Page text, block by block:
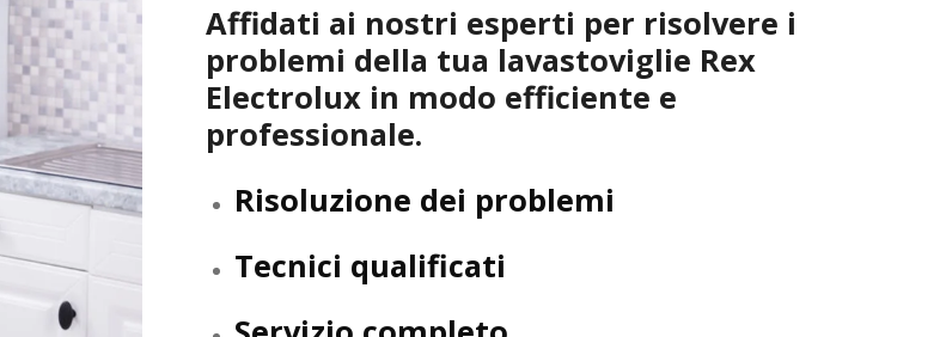
Affidati ai nostri esperti per risolvere i
problemi della tua lavastoviglie Rex
Electrolux in modo efficiente e
professionale.
Risoluzione dei problemi
Tecnici qualificati